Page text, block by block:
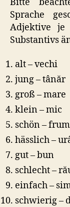
Sprache
Adjektive je
Substantivs
alt – vechi
jung – tânăr
groß – mare
klein – mic
schön –
hässlich –
gut – bun
schlecht –
einfach –
schwierig –